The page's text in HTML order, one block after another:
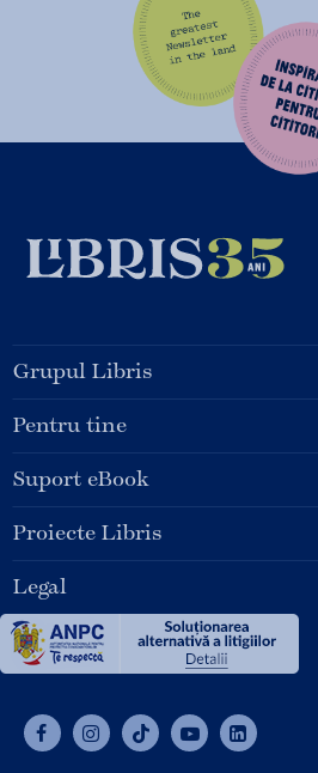
Grupul Libris
Pentru tine
Suport eBook
Proiecte Libris
Legal